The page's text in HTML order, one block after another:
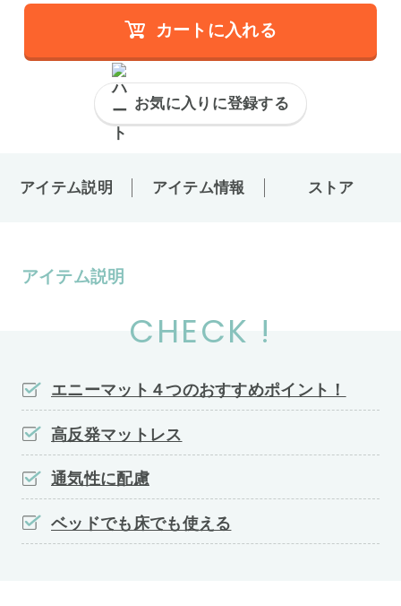
カートに入れる
お気に入りに登録する
アイテム説明 アイテム情報 ストア
アイテム説明
CHECK !
エニーマット４つのおすすめポイント！
高反発マットレス
通気性に配慮
ベッドでも床でも使える